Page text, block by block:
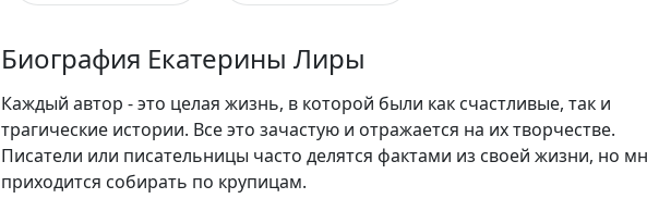
Биография Екатерины Лиры
Каждый автор - это целая жизнь, в которой были как счастливые, так и
трагические истории. Все это зачастую и отражается на их творчестве.
Писатели или писательницы часто делятся фактами из своей жизни, но
приходится собирать по крупицам.